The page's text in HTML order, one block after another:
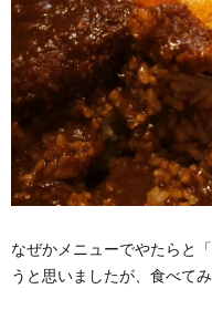
なぜかメニューでやたらと
うと思いましたが、食べて